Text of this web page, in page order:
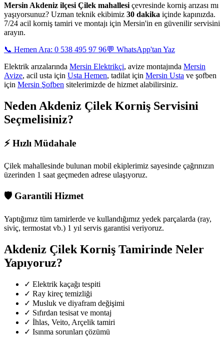
Mersin Akdeniz ilçesi Çilek mahallesi çevresinde korniş arızası mı
yaşıyorsunuz? Uzman teknik ekibimiz 30 dakika içinde kapınızda.
7/24 acil korniş tamiri ve montajı için Mersin'in en güvenilir servisini
arayın.
📞 Hemen Ara: 0 538 495 97 96💬 WhatsApp'tan Yaz
Elektrik arızalarında Mersin Elektrikçi, avize montajında Mersin
Avize, acil usta için Usta Hemen, tadilat için Mersin Usta ve şofben
için Mersin Şofben sitelerimizde de hizmet alabilirsiniz.
Neden Akdeniz Çilek Korniş Servisini
Seçmelisiniz?
⚡ Hızlı Müdahale
Çilek mahallesinde bulunan mobil ekiplerimiz sayesinde çağrınızın
üzerinden 1 saat geçmeden adrese ulaşıyoruz.
🛡️ Garantili Hizmet
Yaptığımız tüm tamirlerde ve kullandığımız yedek parçalarda (ray,
siviç, termostat vb.) 1 yıl servis garantisi veriyoruz.
Akdeniz Çilek Korniş Tamirinde Neler
Yapıyoruz?
✓ Elektrik kaçağı tespiti
✓ Ray kireç temizliği
✓ Musluk ve diyafram değişimi
✓ Sıfırdan tesisat ve montaj
✓ İhlas, Veito, Arçelik tamiri
✓ Isınma sorunları çözümü